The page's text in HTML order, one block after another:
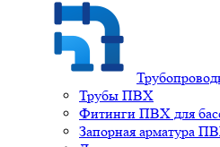
Трубы ПВХ
Фитинги ПВХ для
Запорная арматура